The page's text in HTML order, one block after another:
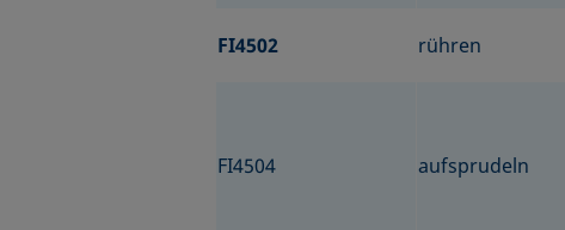
FI4502 rühren
FI4504 aufsprudeln